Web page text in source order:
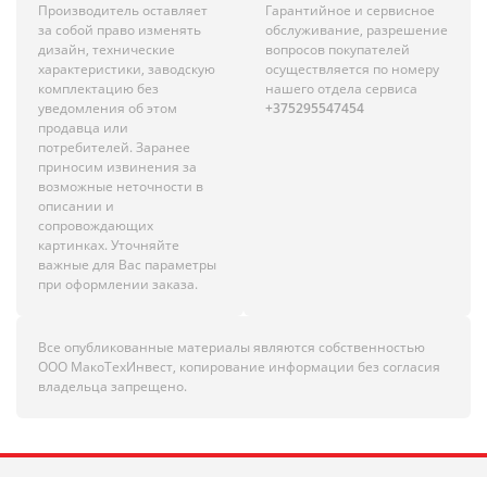
Производитель оставляет
за собой право изменять
дизайн, технические
характеристики, заводскую
комплектацию без
уведомления об этом
продавца или
потребителей. Заранее
приносим извинения за
возможные неточности в
описании и
сопровождающих
картинках. Уточняйте
важные для Вас параметры
при оформлении заказа.
Гарантийное и сервисное
обслуживание, разрешение
вопросов покупателей
осуществляется по номеру
нашего отдела сервиса
+375295547454
Все опубликованные материалы являются собственностью
ООО МакоТехИнвест, копирование информации без согласия
владельца запрещено.